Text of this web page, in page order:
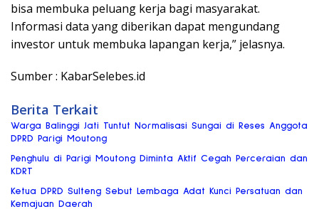
bisa membuka peluang kerja bagi masyarakat.
Informasi data yang diberikan dapat mengundang
investor untuk membuka lapangan kerja,” jelasnya.
Sumber : KabarSelebes.id
Berita Terkait
Warga Balinggi Jati Tuntut Normalisasi Sungai di Reses Anggota
DPRD Parigi Moutong
Penghulu di Parigi Moutong Diminta Aktif Cegah Perceraian dan
KDRT
Ketua DPRD Sulteng Sebut Lembaga Adat Kunci Persatuan dan
Kemajuan Daerah